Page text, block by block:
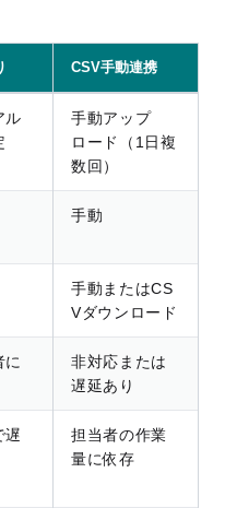
CSV手動連携
ル
手動アップ
ロード（1日複
数回）
手動
手動またはCS
Vダウンロード
に
非対応または
遅延あり
遅
担当者の作業
量に依存